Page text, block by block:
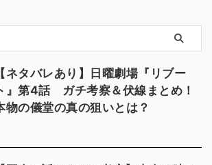
【ネタバレあり】日曜劇場『リブー
』第4話 ガチ考察＆伏線まとめ！
物の儀堂の真の狙いとは？